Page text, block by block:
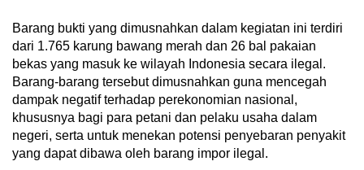
Barang bukti yang dimusnahkan dalam kegiatan ini terdiri
dari 1.765 karung bawang merah dan 26 bal pakaian
bekas yang masuk ke wilayah Indonesia secara ilegal.
Barang-barang tersebut dimusnahkan guna mencegah
dampak negatif terhadap perekonomian nasional,
khususnya bagi para petani dan pelaku usaha dalam
negeri, serta untuk menekan potensi penyebaran penyakit
yang dapat dibawa oleh barang impor ilegal.